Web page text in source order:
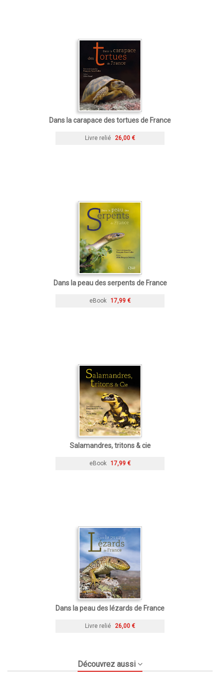
Dans la carapace des tortues de France
Livre relié 26,00 €
Dans la peau des serpents de France
eBook 17,99 €
Salamandres, tritons & cie
eBook 17,99 €
Dans la peau des lézards de France
Livre relié 26,00 €
Découvrez aussi